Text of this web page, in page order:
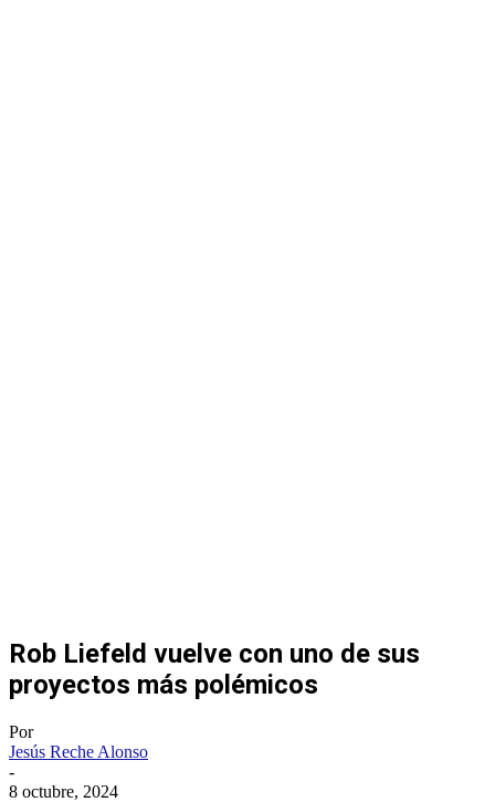
Rob Liefeld vuelve con uno de sus
proyectos más polémicos
Por
Jesús Reche Alonso
-
8 octubre, 2024